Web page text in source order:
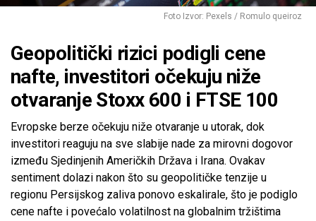
Foto Izvor: Pexels / Romulo queiroz
Geopolitički rizici podigli cene
nafte, investitori očekuju niže
otvaranje Stoxx 600 i FTSE 100
Evropske berze očekuju niže otvaranje u utorak, dok
investitori reaguju na sve slabije nade za mirovni dogovor
između Sjedinjenih Američkih Država i Irana. Ovakav
sentiment dolazi nakon što su geopolitičke tenzije u
regionu Persijskog zaliva ponovo eskalirale, što je podiglo
cene nafte i povećalo volatilnost na globalnim tržištima